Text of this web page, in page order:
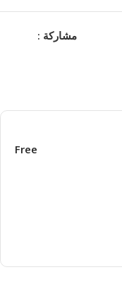
مشاركة :
Free